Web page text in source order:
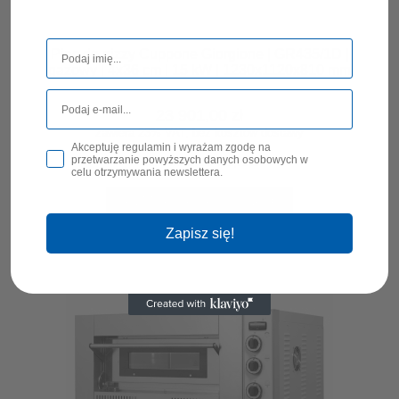
Piec do pizzy Cuppone Giorgione | GR435/1D |
gazowy | 4x36 cm | 15 kW | 1230x1120x810 mm
zawiera 23% VAT, bez kosztów dostawy
Cena netto:19 431,71 zł
Akceptuję regulamin i wyrażam zgodę na
przetwarzanie powyższych danych osobowych w
celu otrzymywania newslettera.
Zapisz się!